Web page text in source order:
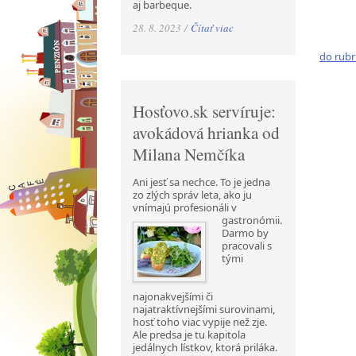
do
aj barbeque.
28. 8. 2023 / Čítať viac
Hosťovo.sk servíruje:
avokádová hrianka od
Milana Nemčíka
Ani jesť sa nechce. To je jedna
zo zlých správ leta, ako ju
vnímajú profesionáli v
gastronómii.
Darmo by
pracovali s
tými
najonakvejšími či
najatraktívnejšími surovinami,
hosť toho viac vypije než zje.
Ale predsa je tu kapitola
jedálnych lístkov, ktorá priláka.